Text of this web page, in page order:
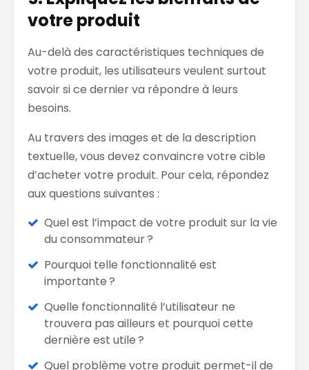
votre produit
Au-delà des caractéristiques techniques de
votre produit, les utilisateurs veulent surtout
savoir si ce dernier va répondre à leurs
besoins.
Au travers des images et de la description
textuelle, vous devez convaincre votre cible
d’acheter votre produit. Pour cela, répondez
aux questions suivantes :
Quel est l’impact de votre produit sur la vie
du consommateur ?
Pourquoi telle fonctionnalité est
importante ?
Quelle fonctionnalité l’utilisateur ne
trouvera pas ailleurs et pourquoi cette
dernière est utile ?
Quel problème votre produit permet-il de